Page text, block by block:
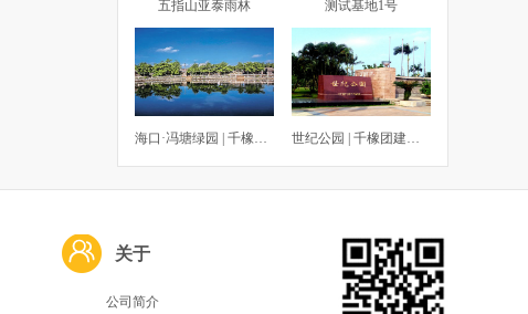
五指山亚泰雨林 测试基地1号
海口·冯塘绿园 | 千橡团建拓展基地 世纪公园 | 千橡团建拓展基地
关于
公司简介